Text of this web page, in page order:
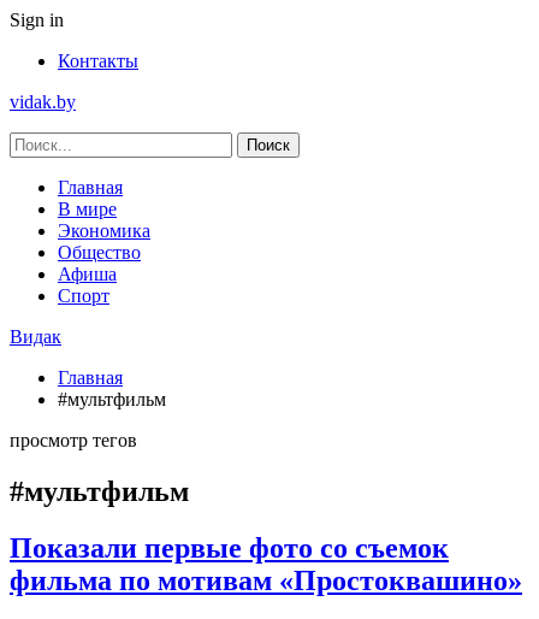
Sign in
Контакты
vidak.by
Главная
В мире
Экономика
Общество
Афиша
Спорт
Видак
Главная
#мультфильм
просмотр тегов
#мультфильм
Показали первые фото со съемок
фильма по мотивам «Простоквашино»